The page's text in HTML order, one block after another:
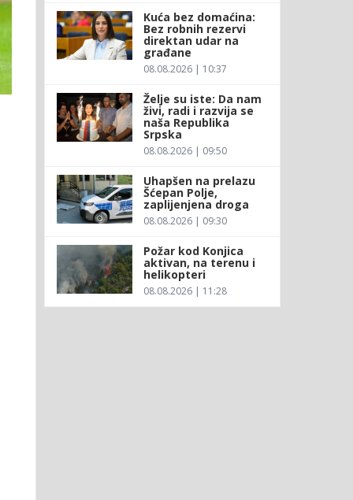
Kuća bez domaćina:
Bez robnih rezervi
direktan udar na
građane
08.08.2026 | 10:37
Želje su iste: Da nam
živi, radi i razvija se
naša Republika
Srpska
08.08.2026 | 09:50
Uhapšen na prelazu
Šćepan Polje,
zaplijenjena droga
08.08.2026 | 09:30
Požar kod Konjica
aktivan, na terenu i
helikopteri
08.08.2026 | 11:28